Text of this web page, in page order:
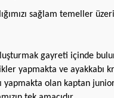
sağlam temeller
gayreti içinde
yapmakta ve ayakkabı
yapmakta olan kaptan